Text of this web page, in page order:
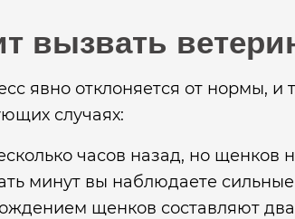
вызвать
явно отклоняется от нормы,
случаях:
часов назад, но щенков
минут вы наблюдаете сильные
щенков составляют